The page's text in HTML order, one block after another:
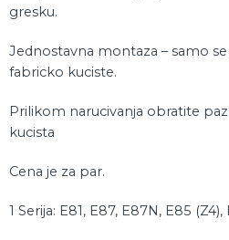
gresku.
Jednostavna montaza – samo
fabricko kuciste.
Prilikom narucivanja obratite
kucista
Cena je za par.
1 Serija: E81, E87, E87N, E85 (Z4),